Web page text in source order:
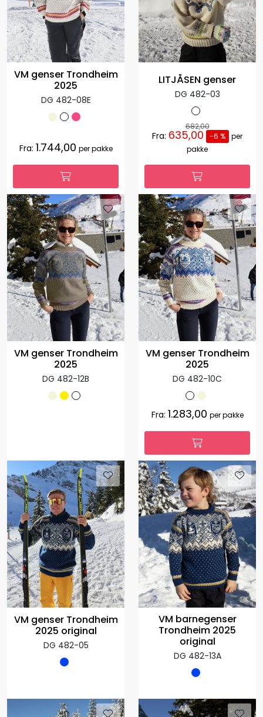
VM genser Trondheim
2025
DG 482-08E
Fra: 1.744,00 per pakke
LITJÅSEN genser
DG 482-03
682,00
Fra: 635,00 -6 % per
pakke
VM genser Trondheim
2025
DG 482-12B
VM genser Trondheim
2025
DG 482-10C
Fra: 1.283,00 per pakke
VM genser Trondheim
2025 original
DG 482-05
VM barnegenser
Trondheim 2025
original
DG 482-13A